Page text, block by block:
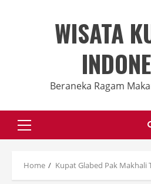
WISATA
Beraneka Ragam
Primary
Menu
Home Kupat Glabed Pak Makhali